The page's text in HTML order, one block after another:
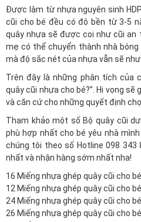
Được làm từ nhựa nguyên sinh
cũi cho bé đều có độ bền từ 3-5
quây nhựa sẽ được coi như cũi an
mẹ có thể chuyển thành nhà
mà độ sắc nét của nhựa vẫn sẽ
Trên đây là những phân tích của
quây cũi nhựa cho bé?”. Hi vọng
và căn cứ cho những quyết định
Tham khảo một số Bộ quây cũi
phù hợp nhất cho bé yêu nhà
chúng tôi theo số Hotline 098
nhất và nhận hàng sớm nhất nha!
16 Miếng nhựa ghép quây cũi cho bé
12 Miếng nhựa ghép quây cũi cho bé
24 Miếng nhựa ghép quây cũi cho bé
26 Miếng nhựa ghép quây cũi cho bé